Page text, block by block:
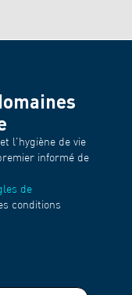
l'hygiène de vie
informé de
de
conditions